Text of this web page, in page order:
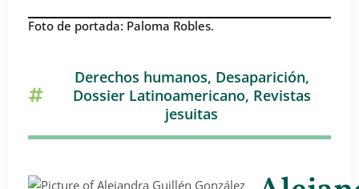
Foto de portada: Paloma Robles.
Derechos humanos, Desaparición,
Dossier Latinoamericano, Revistas
jesuitas